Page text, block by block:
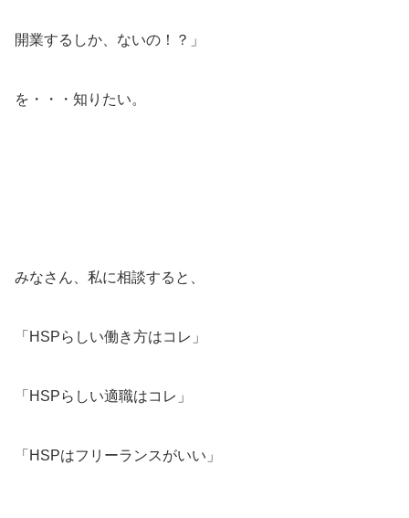
開業するしか、ないの！？」
を・・・知りたい。
みなさん、私に相談すると、
「HSPらしい働き方はコレ」
「HSPらしい適職はコレ」
「HSPはフリーランスがいい」